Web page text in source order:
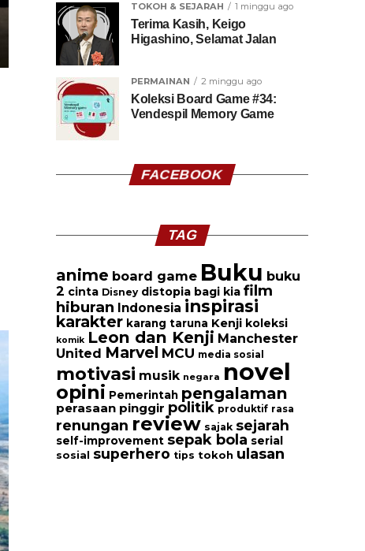
TOKOH & SEJARAH 1 minggu ago
Terima Kasih, Keigo
Higashino, Selamat Jalan
PERMAINAN 2 minggu ago
Koleksi Board Game #34:
Vendespil Memory Game
FACEBOOK
TAG
anime board game Buku buku
2 cinta Disney distopia bagi kia film
hiburan Indonesia inspirasi
karakter karang taruna Kenji koleksi
komik Leon dan Kenji Manchester
United Marvel MCU media sosial
motivasi musik negara novel
opini Pemerintah pengalaman
perasaan pinggir politik produktif rasa
renungan review sajak sejarah
self-improvement sepak bola serial
sosial superhero tips tokoh ulasan